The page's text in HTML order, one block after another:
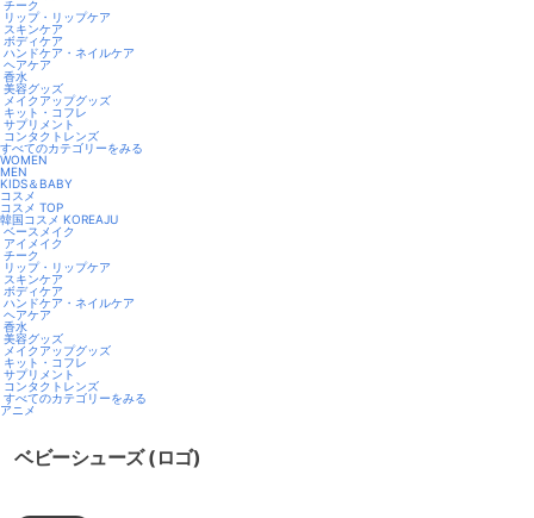
チーク
リップ・リップケア
スキンケア
ボディケア
ハンドケア・ネイルケア
ヘアケア
香水
美容グッズ
メイクアップグッズ
キット・コフレ
サプリメント
コンタクトレンズ
すべてのカテゴリーをみる
WOMEN
MEN
KIDS＆BABY
コスメ
コスメ TOP
韓国コスメ KOREAJU
ベースメイク
アイメイク
チーク
リップ・リップケア
スキンケア
ボディケア
ハンドケア・ネイルケア
ヘアケア
香水
美容グッズ
メイクアップグッズ
キット・コフレ
サプリメント
コンタクトレンズ
すべてのカテゴリーをみる
アニメ
ベビーシューズ (ロゴ)